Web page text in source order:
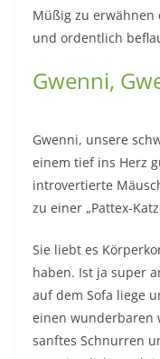
Müßig zu erwähnen
und ordentlich
Gwenni,
Gwenni, unsere
einem tief ins Herz
introvertierte
zu einer „Pattex-
Sie liebt es
haben. Ist ja super
auf dem Sofa liege
einen wunderbaren
sanftes Schnurren